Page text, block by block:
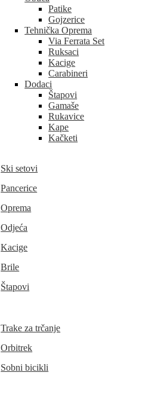
Patike
Gojzerice
Tehnička Oprema
Via Ferrata Set
Ruksaci
Kacige
Carabineri
Dodaci
Štapovi
Gamaše
Rukavice
Kape
Kačketi
Ski setovi
Pancerice
Oprema
Odjeća
Kacige
Brile
Štapovi
Trake za trčanje
Orbitrek
Sobni bicikli